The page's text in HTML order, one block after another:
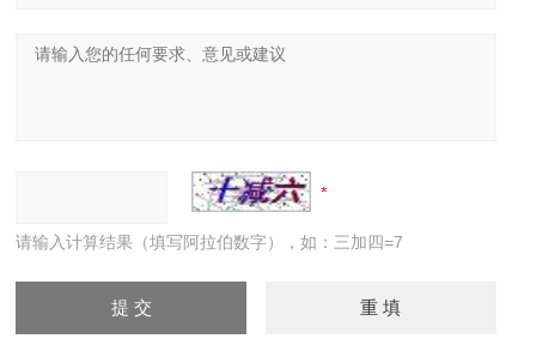
请输入计算结果（填写阿拉伯数字），如：三加四=7